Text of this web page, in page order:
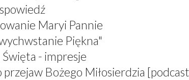
Maryi Pannie
Piękna"
- impresje
przejaw Bożego Miłosierdzia